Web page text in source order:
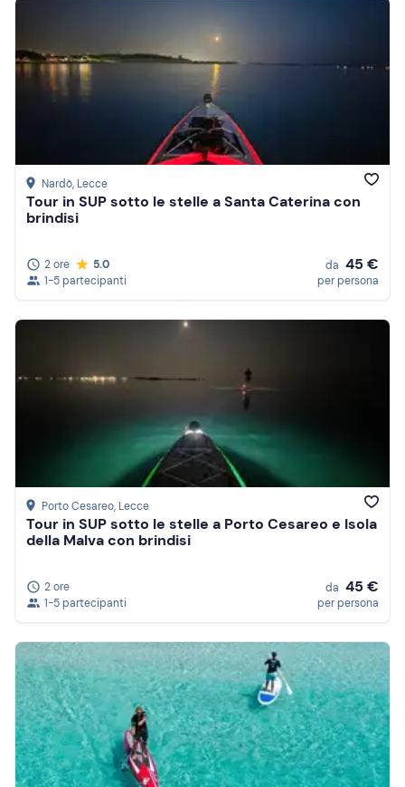
Nardò, Lecce
Tour in SUP sotto le stelle a Santa Caterina con
brindisi
2 ore
5.0
1-5 partecipanti
da 45 €
per persona
Porto Cesareo, Lecce
Tour in SUP sotto le stelle a Porto Cesareo e Isola
della Malva con brindisi
2 ore
1-5 partecipanti
da 45 €
per persona